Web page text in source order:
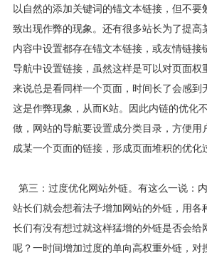
以自然的添加关键词的锚文本链接，但不要
致出现作弊的现象。还有很多站长为了提高
内容中设置都存在锚文本链接，或友情链接
导航中设置链接，虽然这样是可以对页面权
来说总是看同样一个页面，时间长了会感到
这是作弊现象，从而K站。因此内链的优化
做，网站的导航要设置成分类目录，方便用
成某一个页面的链接，形成页面堆积的优化
第三：过度优化网站外链。有这么一说：
站长们就会想着法子增加网站的外链，用各
长们有没有想过就这样猛增的外链是否会给
呢？一时间增加过度的单向高权重外链，对